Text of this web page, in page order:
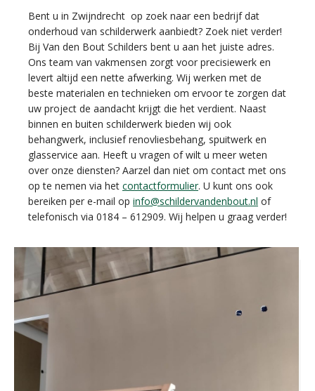
Bent u in Zwijndrecht op zoek naar een bedrijf dat
onderhoud van schilderwerk aanbiedt? Zoek niet verder!
Bij Van den Bout Schilders bent u aan het juiste adres.
Ons team van vakmensen zorgt voor precisiewerk en
levert altijd een nette afwerking. Wij werken met de
beste materialen en technieken om ervoor te zorgen dat
uw project de aandacht krijgt die het verdient. Naast
binnen en buiten schilderwerk bieden wij ook
behangwerk, inclusief renovliesbehang, spuitwerk en
glasservice aan. Heeft u vragen of wilt u meer weten
over onze diensten? Aarzel dan niet om contact met ons
op te nemen via het contactformulier. U kunt ons ook
bereiken per e-mail op info@schildervandenbout.nl of
telefonisch via 0184 – 612909. Wij helpen u graag verder!